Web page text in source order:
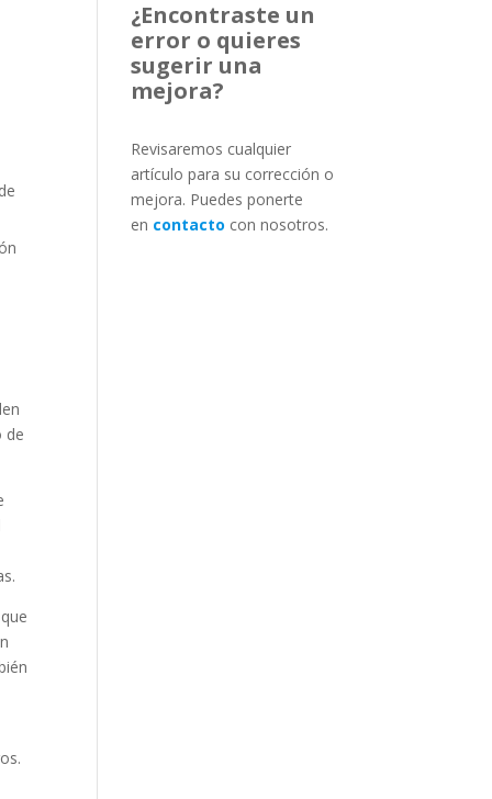
de
¿Encontraste un
error o quieres
sugerir una
mejora?
Revisaremos cualquier
artículo para su corrección o
mejora. Puedes ponerte
en contacto con nosotros.